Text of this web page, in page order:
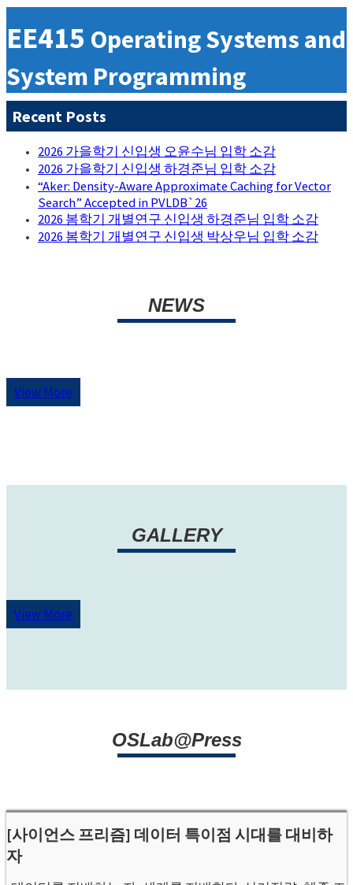
EE415 Operating Systems and
System Programming
Recent Posts
2026 가을학기 신입생 오윤수님 입학 소감
2026 가을학기 신입생 하경준님 입학 소감
“Aker: Density-Aware Approximate Caching for Vector
Search” Accepted in PVLDB`26
2026 봄학기 개별연구 신입생 하경준님 입학 소감
2026 봄학기 개별연구 신입생 박상우님 입학 소감
NEWS
View More
GALLERY
View More
OSLab@Press
[사이언스 프리즘] 데이터 특이점 시대를 대비하
자